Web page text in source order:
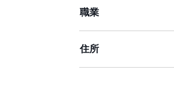
職業
住所